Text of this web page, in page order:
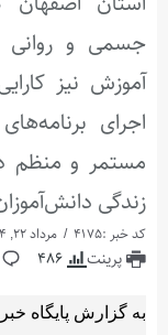
جسمی و روانی
آموزش نیز
اجرای
مستمر و منظم
زندگی
کد خبر :4175 مرداد 22, 1404
پرینت 486
به گزارش پایگاه